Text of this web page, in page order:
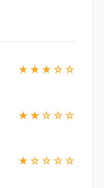
★★★☆☆
★★☆☆☆
★☆☆☆☆